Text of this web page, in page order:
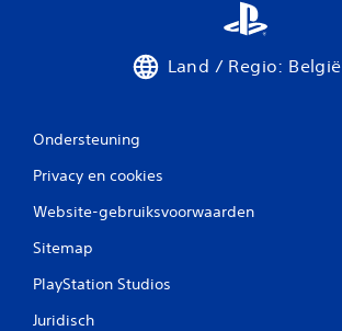
Land / Regio: België
Ondersteuning
Privacy en cookies
Website-gebruiksvoorwaarden
Sitemap
PlayStation Studios
Juridisch